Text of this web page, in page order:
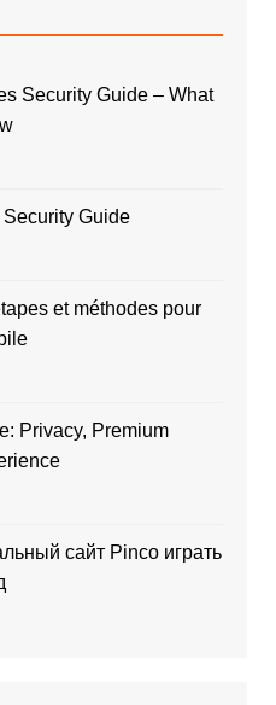
Security Guide – What
Guide
et méthodes pour
Privacy, Premium
сайт Pinco играть